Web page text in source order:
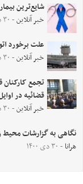
شایع‌ترین
خبر آنلاین- ۳۰ دی ۱۴۰۰
علت برخورد
خبر آنلاین- ۳۰ دی ۱۴۰۰
تجمع کارکنان
قضائیه در
خبر آنلاین- ۳۰ دی ۱۴۰۰
نگاهی به گزارشات محیط
هرانا - ۳۰ دی ۱۴۰۰